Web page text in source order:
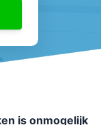
is onmogelijk